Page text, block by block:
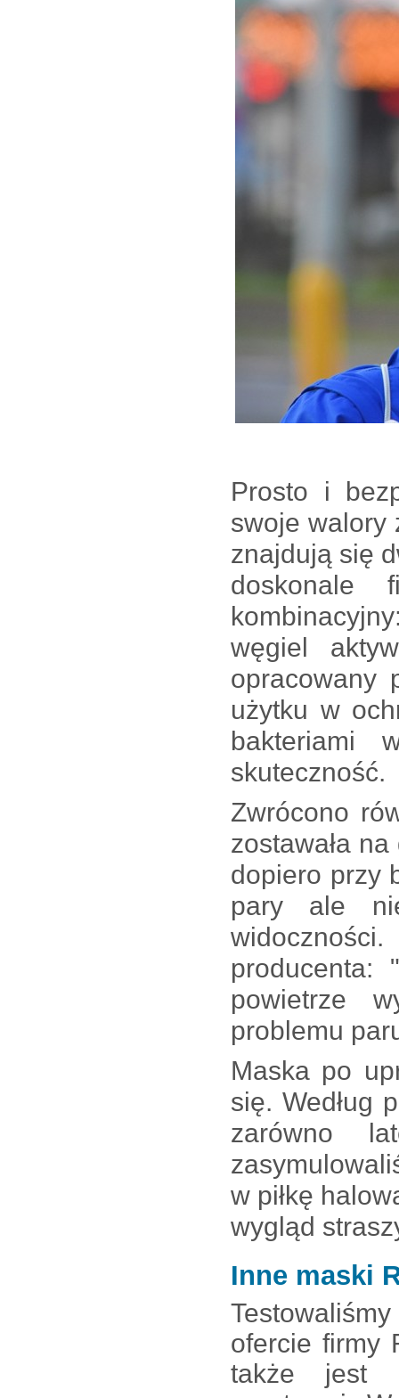
Prosto i
swoje walory
znajdują się
doskonale
węgiel
opracowany
użytku w
bakteriami
skuteczność.
Zwrócono
zostawała
dopiero przy
pary ale
producenta:
powietrze
problemu
Maska po
się. Według
zarówno
w piłkę
wygląd
Inne maski
ofercie firmy
także jest